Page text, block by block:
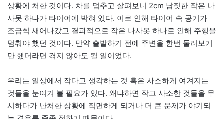
상황에 처한 것이다. 차를 멈추고 살펴보니 2cm 남짓한 작은 나
사못 하나가 타이어에 박혀 있다. 이로 인해 타이어 속 공기가
조금씩 새어나갔고 결과적으로 작은 나사못 하나로 인해 주행을
멈춰야 했던 것이다. 만약 출발하기 전에 주변을 한번 둘러보기
만 했더라면 겪지 않아도 될 일이었다.
우리는 일상에서 작다고 생각하는 것 혹은 사소하게 여겨지는
것들을 눈여겨 볼 필요가 있다. 왜냐하면 작고 사소한 것들을 무
시하다가 난처한 상황에 직면하게 되거나 더 큰 문제가 야기되